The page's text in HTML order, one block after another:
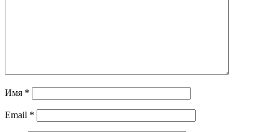
Имя *
Email *